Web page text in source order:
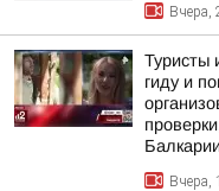
Вчера,
Туристы
гиду и
Вчера,